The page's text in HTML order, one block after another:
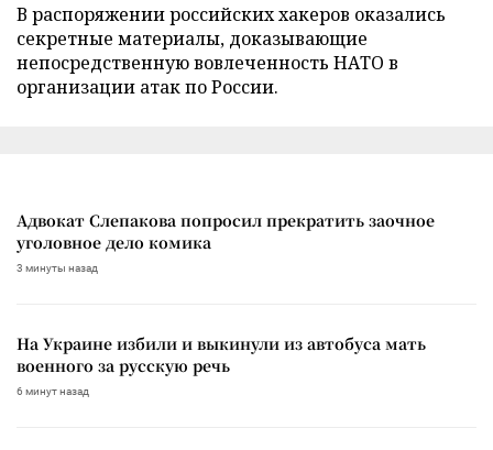
В распоряжении российских хакеров оказались
секретные материалы, доказывающие
непосредственную вовлеченность НАТО в
организации атак по России.
Адвокат Слепакова попросил прекратить заочное
уголовное дело комика
3 минуты назад
На Украине избили и выкинули из автобуса мать
военного за русскую речь
6 минут назад